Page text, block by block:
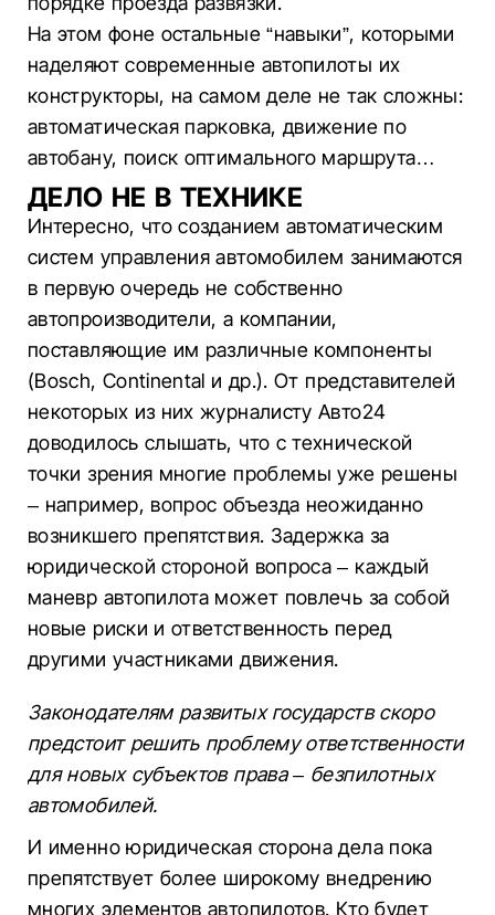
На этом фоне остальные “навыки”, которыми
наделяют современные автопилоты их
конструкторы, на самом деле не так сложны:
автоматическая парковка, движение по
автобану, поиск оптимального маршрута…
ДЕЛО НЕ В ТЕХНИКЕ
Интересно, что созданием автоматическим
систем управления автомобилем занимаются
в первую очередь не собственно
автопроизводители, а компании,
поставляющие им различные компоненты
(Bosch, Continental и др.). От представителей
некоторых из них журналисту Авто24
доводилось слышать, что с технической
точки зрения многие проблемы уже решены
– например, вопрос объезда неожиданно
возникшего препятствия. Задержка за
юридической стороной вопроса – каждый
маневр автопилота может повлечь за собой
новые риски и ответственность перед
другими участниками движения.
Законодателям развитых государств скоро
предстоит решить проблему ответственности
для новых субъектов права – безпилотных
автомобилей.
И именно юридическая сторона дела пока
препятствует более широкому внедрению
многих элементов автопилотов. Кто будет